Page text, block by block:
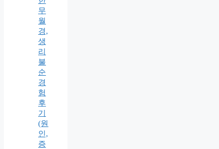
무
월
경,
생
리
불
순
경
험
후
기
(원
인,
증